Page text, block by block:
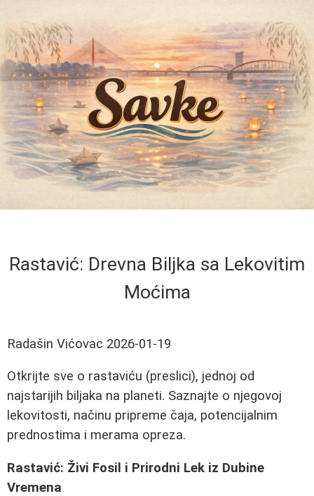
Rastavić: Drevna Biljka sa Lekovitim
Moćima
Radašin Vićovac 2026-01-19
Otkrijte sve o rastaviću (preslici), jednoj od
najstarijih biljaka na planeti. Saznajte o njegovoj
lekovitosti, načinu pripreme čaja, potencijalnim
prednostima i merama opreza.
Rastavić: Živi Fosil i Prirodni Lek iz Dubine
Vremena